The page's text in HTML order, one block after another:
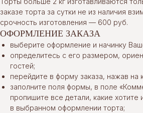
заказе торта за сутки не из наличия
срочность изготовления — 600 руб.
ОФОРМЛЕНИЕ ЗАКАЗА
выберите оформление и начинку
определитесь с его размером,
гостей;
перейдите в форму заказа, нажав на
заполните поля формы, в поле
пропишите все детали, какие хотите
в выбранном оформлении торта;